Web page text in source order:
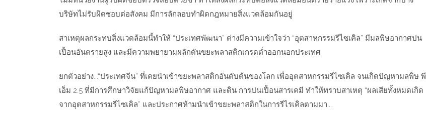
บริษัทไม่รับผิดชอบต่อสังคม มีการลักลอบทำผิดกฎหมายสิ่งแวดล้อมกันอยู่
สาเหตุผลกระทบสิ่งแวดล้อมนี้ทำให้ “ประเทศพัฒนา” ต่างมีความเข้าใจว่า “อุตสาหกรรมรีไซเคิล” มีมลพิษอากาศปน
เปื้อนอันตรายสูง และมีความพยายามผลักดันขยะพลาสติกเกรดต่ำออกนอกประเทศ
ยกตัวอย่าง...“ประเทศจีน” ที่เคยนำเข้าขยะพลาสติกอันดับต้นของโลก เพื่ออุตสาหกรรมรีไซเคิล จนเกิดปัญหามลพิษ พี
เอ็ม 2.5 ที่มีการศึกษาวิจัยแก้ปัญหามลพิษอากาศ และดิน การปนเปื้อนสารเคมี ทำให้ทราบสาเหตุ “ผลเสียทั้งหมดเกิด
จากอุตสาหกรรมรีไซเคิล” และประกาศห้ามนำเข้าขยะพลาสติกในการรีไรเคิลตามมา...